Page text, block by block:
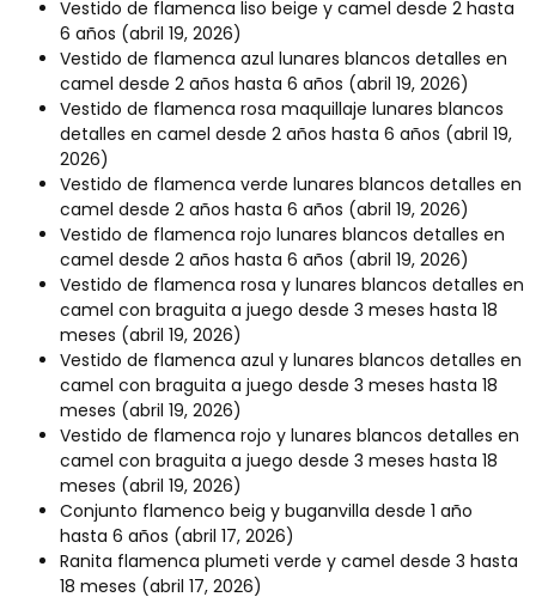
Vestido de flamenca liso beige y camel desde 2 hasta
6 años (abril 19, 2026)
Vestido de flamenca azul lunares blancos detalles en
camel desde 2 años hasta 6 años (abril 19, 2026)
Vestido de flamenca rosa maquillaje lunares blancos
detalles en camel desde 2 años hasta 6 años (abril 19,
2026)
Vestido de flamenca verde lunares blancos detalles en
camel desde 2 años hasta 6 años (abril 19, 2026)
Vestido de flamenca rojo lunares blancos detalles en
camel desde 2 años hasta 6 años (abril 19, 2026)
Vestido de flamenca rosa y lunares blancos detalles en
camel con braguita a juego desde 3 meses hasta 18
meses (abril 19, 2026)
Vestido de flamenca azul y lunares blancos detalles en
camel con braguita a juego desde 3 meses hasta 18
meses (abril 19, 2026)
Vestido de flamenca rojo y lunares blancos detalles en
camel con braguita a juego desde 3 meses hasta 18
meses (abril 19, 2026)
Conjunto flamenco beig y buganvilla desde 1 año
hasta 6 años (abril 17, 2026)
Ranita flamenca plumeti verde y camel desde 3 hasta
18 meses (abril 17, 2026)